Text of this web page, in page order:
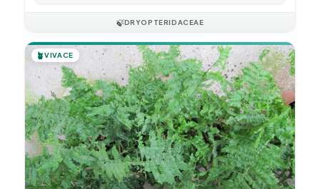
🍃DRYOPTERIDACEAE
🪴VIVACE